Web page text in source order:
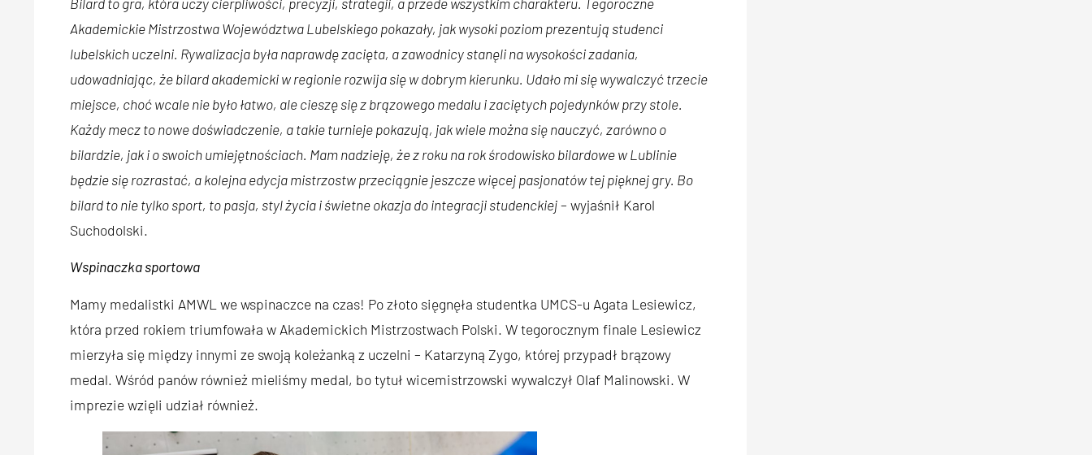
Akademickie Mistrzostwa Województwa Lubelskiego pokazały, jak wysoki poziom prezentują studenci
lubelskich uczelni. Rywalizacja była naprawdę zacięta, a zawodnicy stanęli na wysokości zadania,
udowadniając, że bilard akademicki w regionie rozwija się w dobrym kierunku. Udało mi się wywalczyć trzecie
miejsce, choć wcale nie było łatwo, ale cieszę się z brązowego medalu i zaciętych pojedynków przy stole.
Każdy mecz to nowe doświadczenie, a takie turnieje pokazują, jak wiele można się nauczyć, zarówno o
bilardzie, jak i o swoich umiejętnościach. Mam nadzieję, że z roku na rok środowisko bilardowe w Lublinie
będzie się rozrastać, a kolejna edycja mistrzostw przeciągnie jeszcze więcej pasjonatów tej pięknej gry. Bo
bilard to nie tylko sport, to pasja, styl życia i świetne okazja do integracji studenckiej– wyjaśnił Karol
Suchodolski.
Wspinaczka sportowa
Mamy medalistki AMWL we wspinaczce na czas! Po złoto sięgnęła studentka UMCS-u Agata Lesiewicz,
która przed rokiem triumfowała w Akademickich Mistrzostwach Polski. W tegorocznym finale Lesiewicz
mierzyła się między innymi ze swoją koleżanką z uczelni – Katarzyną Zygo, której przypadł brązowy
medal. Wśród panów również mieliśmy medal, bo tytuł wicemistrzowski wywalczył Olaf Malinowski. W
imprezie wzięli udział również.